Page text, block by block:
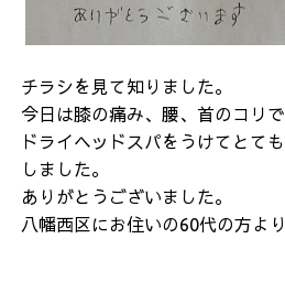
チラシを見て知りました。
今日は膝の痛み、腰、首のコリで
ドライヘッドスパをうけてとて
しました。
ありがとうございました。
八幡西区にお住いの60代の方より